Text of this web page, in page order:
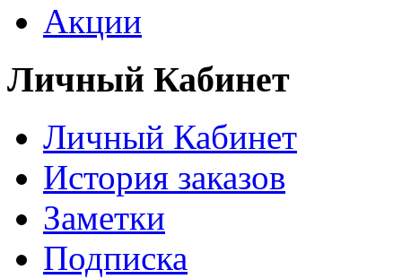
Акции
Личный Кабинет
Личный Кабинет
История заказов
Заметки
Подписка